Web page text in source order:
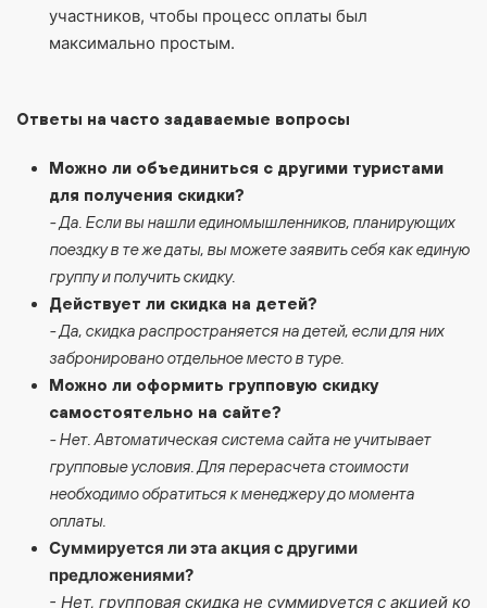
участников, чтобы процесс оплаты был
максимально простым.
Ответы на часто задаваемые вопросы
Можно ли объединиться с другими туристами
для получения скидки?
- Да. Если вы нашли единомышленников, планирующих
поездку в те же даты, вы можете заявить себя как единую
группу и получить скидку.
Действует ли скидка на детей?
- Да, скидка распространяется на детей, если для них
забронировано отдельное место в туре.
Можно ли оформить групповую скидку
самостоятельно на сайте?
- Нет. Автоматическая система сайта не учитывает
групповые условия. Для перерасчета стоимости
необходимо обратиться к менеджеру до момента
оплаты.
Суммируется ли эта акция с другими
предложениями?
- Нет, групповая скидка не суммируется с акцией ко